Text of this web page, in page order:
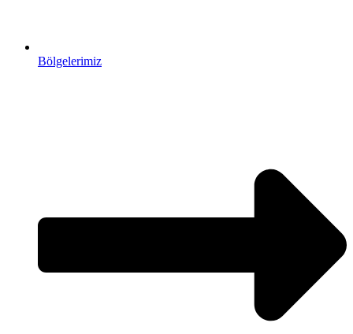
Bölgelerimiz